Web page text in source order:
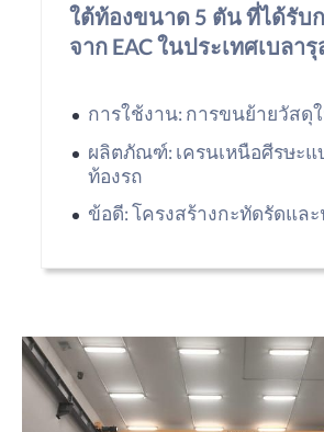
ใต้ท้องขนาด 5 ตัน ที่ได้รับ
จาก EAC ในประเทศเบลารุ
การใช้งาน: การขนย้ายวัสดุ
ผลิตภัณฑ์: เครนเหนือศีรษะ
ท้องรถ
ข้อดี: โครงสร้างกะทัดรัดแล